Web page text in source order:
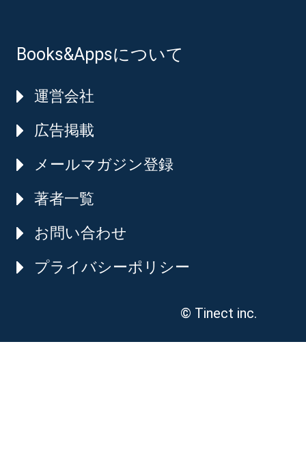
Books&Appsについて
運営会社
広告掲載
メールマガジン登録
著者一覧
お問い合わせ
プライバシーポリシー
© Tinect inc.